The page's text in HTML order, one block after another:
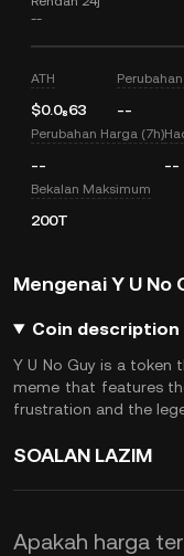
--
ATH
$0.0₈63 --
Perubahan Harga (7h)
-- --
Bekalan Maksimum
200T
Mengenai Y U No
Coin description
Y U No Guy is a
meme that features
frustration and the
SOALAN LAZIM
Apakah harga